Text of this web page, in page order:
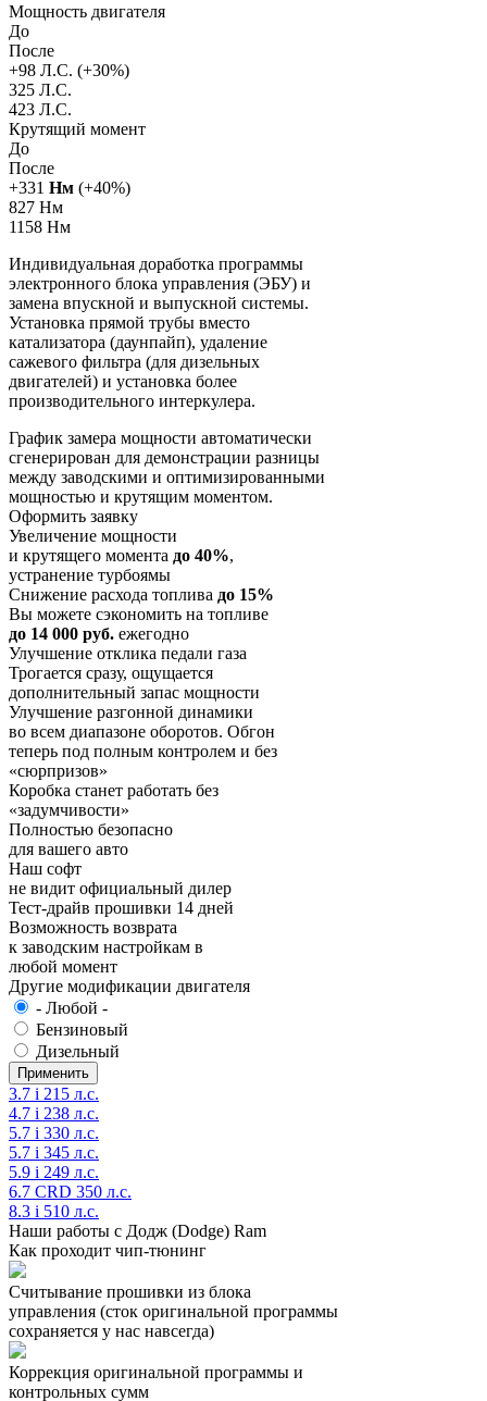
Мощность двигателя
До
После
+98 Л.С. (+30%)
325 Л.С.
423 Л.С.
Крутящий момент
До
После
+331 Нм (+40%)
827 Нм
1158 Нм
Индивидуальная доработка программы
электронного блока управления (ЭБУ) и
замена впускной и выпускной системы.
Установка прямой трубы вместо
катализатора (даунпайп), удаление
сажевого фильтра (для дизельных
двигателей) и установка более
производительного интеркулера.
График замера мощности автоматически
сгенерирован для демонстрации разницы
между заводскими и оптимизированными
мощностью и крутящим моментом.
Оформить заявку
Увеличение мощности
и крутящего момента до 40%,
устранение турбоямы
Снижение расхода топлива до 15%
Вы можете сэкономить на топливе
до 14 000 руб. ежегодно
Улучшение отклика педали газа
Трогается сразу, ощущается
дополнительный запас мощности
Улучшение разгонной динамики
во всем диапазоне оборотов. Обгон
теперь под полным контролем и без
«сюрпризов»
Коробка станет работать без
«задумчивости»
Полностью безопасно
для вашего авто
Наш софт
не видит официальный дилер
Тест-драйв прошивки 14 дней
Возможность возврата
к заводским настройкам в
любой момент
Другие модификации двигателя
- Любой -
Бензиновый
Дизельный
3.7 i 215 л.с.
4.7 i 238 л.с.
5.7 i 330 л.с.
5.7 i 345 л.с.
5.9 i 249 л.с.
6.7 CRD 350 л.с.
8.3 i 510 л.с.
Наши работы с Додж (Dodge) Ram
Как проходит чип-тюнинг
Считывание прошивки из блока
управления (сток оригинальной программы
сохраняется у нас навсегда)
Коррекция оригинальной программы и
контрольных сумм